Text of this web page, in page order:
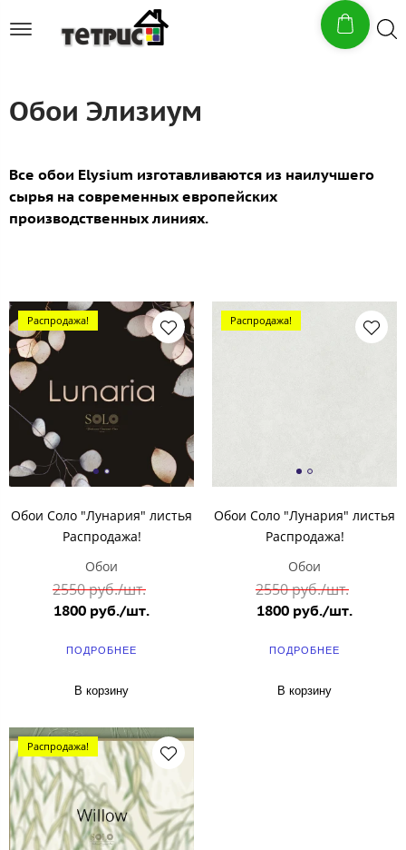
Обои Элизиум
Все обои Elysium изготавливаются из наилучшего
сырья на современных европейских
производственных линиях.
Распродажа!
Обои Соло "Лунария" листья
Распродажа!
Обои
2550 руб./шт.
1800 руб./шт.
ПОДРОБНЕЕ
В корзину
Распродажа!
Обои Соло "Лунария" листья
Распродажа!
Обои
2550 руб./шт.
1800 руб./шт.
ПОДРОБНЕЕ
В корзину
Распродажа!